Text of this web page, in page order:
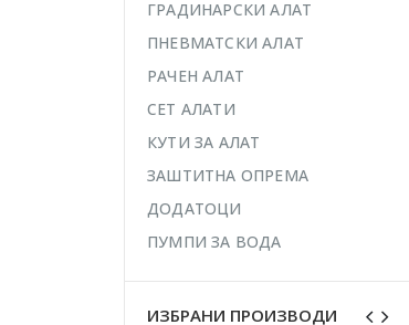
ГРАДИНАРСКИ АЛАТ
ПНЕВМАТСКИ АЛАТ
РАЧЕН АЛАТ
СЕТ АЛАТИ
КУТИ ЗА АЛАТ
ЗАШТИТНА ОПРЕМА
ДОДАТОЦИ
ПУМПИ ЗА ВОДА
ИЗБРАНИ ПРОИЗВОДИ